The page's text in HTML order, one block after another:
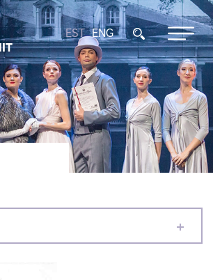
EST ENG